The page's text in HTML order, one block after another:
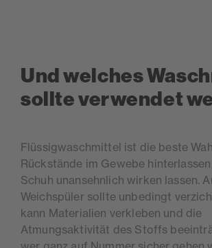
Und welches
sollte verwendet
Flüssigwaschmittel ist die beste
Rückstände im Gewebe
Schuh unansehnlich wirken lassen.
Weichspüler sollte unbedingt
kann Materialien verkleben und die
Atmungsaktivität des Stoffs